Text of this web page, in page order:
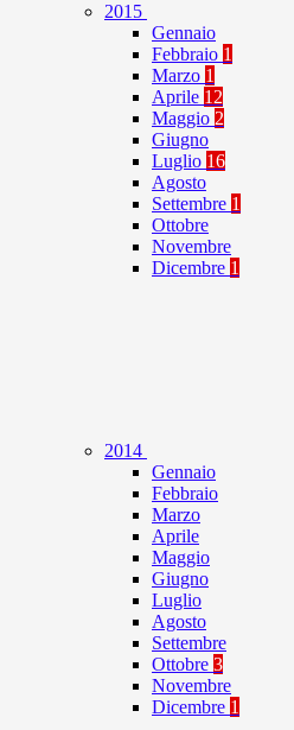
2015
Gennaio
Febbraio 1
Marzo 1
Aprile 12
Maggio 2
Giugno
Luglio 16
Agosto
Settembre 1
Ottobre
Novembre
Dicembre 1
2014
Gennaio
Febbraio
Marzo
Aprile
Maggio
Giugno
Luglio
Agosto
Settembre
Ottobre 3
Novembre
Dicembre 1